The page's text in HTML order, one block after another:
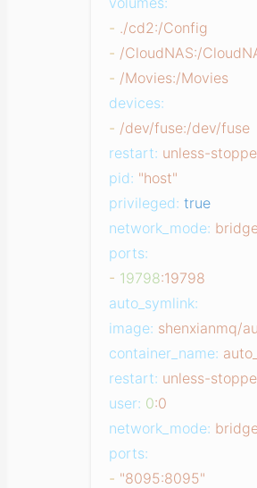
- ./cd2:/Config
- /CloudNAS:/
- /Movies:/Movies
devices:
- /dev/fuse:/dev/fuse
restart: unless-
pid: "host"
privileged: true
network_mode:
ports:
- 19798:19798
auto_symlink:
image: shenxianmq/
container_name:
restart: unless-
user: 0:0
network_mode:
ports:
- "8095:8095"